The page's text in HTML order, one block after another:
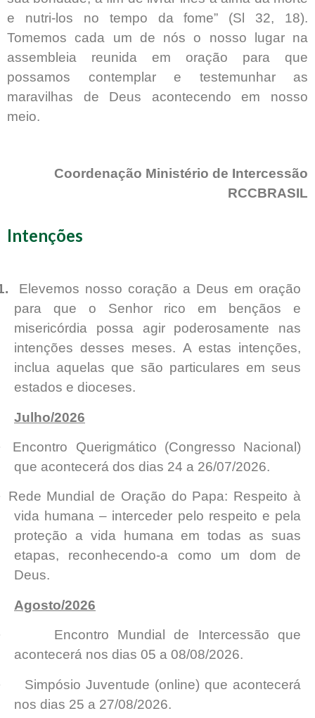
e nutri-los no tempo da fome” (Sl 32, 18).
Tomemos cada um de nós o nosso lugar na
assembleia reunida em oração para que
possamos contemplar e testemunhar as
maravilhas de Deus acontecendo em nosso
meio.
Coordenação Ministério de Intercessão
RCCBRASIL
Intenções
Elevemos nosso coração a Deus em oração
para que o Senhor rico em bençãos e
misericórdia possa agir poderosamente nas
intenções desses meses. A estas intenções,
inclua aquelas que são particulares em seus
estados e dioceses.
Julho/2026
Encontro Querigmático (Congresso Nacional)
que acontecerá dos dias 24 a 26/07/2026.
Rede Mundial de Oração do Papa: Respeito à
vida humana – interceder pelo respeito e pela
proteção a vida humana em todas as suas
etapas, reconhecendo-a como um dom de
Deus.
Agosto/2026
Encontro Mundial de Intercessão que
acontecerá nos dias 05 a 08/08/2026.
Simpósio Juventude (online) que acontecerá
nos dias 25 a 27/08/2026.